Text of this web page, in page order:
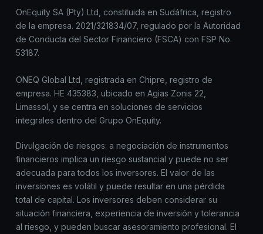
OnEquity SA (Pty) Ltd, constituida en Sudáfrica, registro
de la empresa. 2021/321834/07, regulado por la Autoridad
de Conducta del Sector Financiero (FSCA) con FSP No.
53187.
ONEQ Global Ltd, registrada en Chipre, registro de
empresa. HE 435383, ubicado en Agias Zonis 22,
Limassol, y se centra en soluciones de servicios
integrales dentro del Grupo OnEquity.
Divulgación de riesgos: a negociación de instrumentos
financieros implica un riesgo sustancial y puede no ser
adecuada para todos los inversores. El valor de las
inversiones es volátil y puede resultar en una pérdida
total de capital. Los inversores deben considerar su
situación financiera, experiencia de inversión y tolerancia
al riesgo, y pueden buscar asesoramiento profesional. El